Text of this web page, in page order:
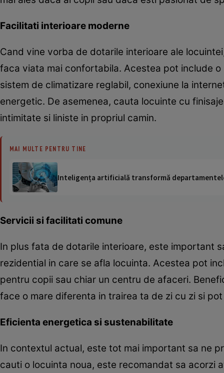
Facilitati interioare moderne
Cand vine vorba de dotarile interioare ale
faca viata mai confortabila. Acestea pot include
sistem de climatizare reglabil, conexiune la
energetic. De asemenea, cauta locuinte cu
intimitate si liniste in propriul camin.
MAI MULTE PENTRU TINE
Inteligența artificială transformă
Servicii si facilitati comune
In plus fata de dotarile interioare, este important
rezidential in care se afla locuinta. Acestea pot
pentru copii sau chiar un centru de afaceri.
face o mare diferenta in trairea ta de zi cu zi si
Eficienta energetica si sustenabilitate
In contextul actual, este tot mai important sa ne
cauti o locuinta noua, este recomandat sa acorzi